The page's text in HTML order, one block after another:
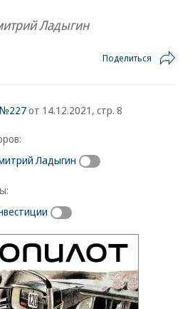
Ладыгин
Поделиться
№227от 14.12.2021, стр. 8
Ладыгин